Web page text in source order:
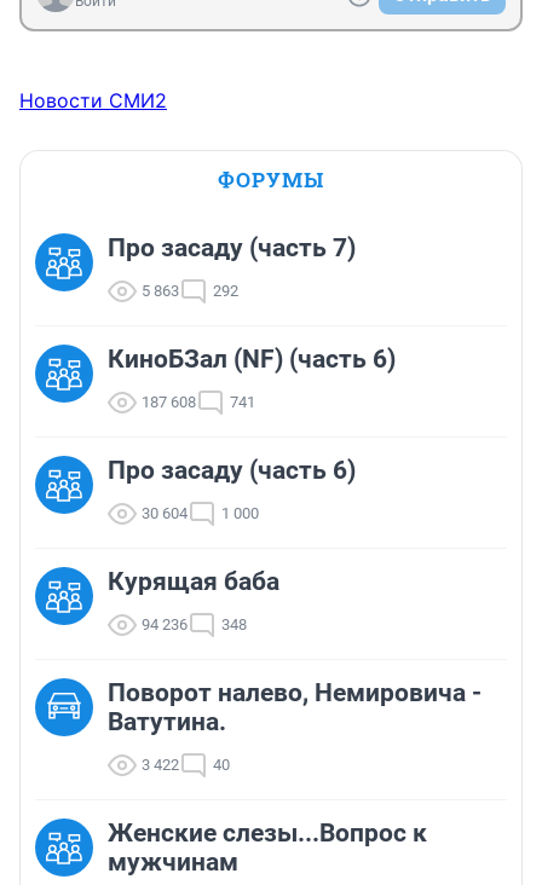
Новости СМИ2
ФОРУМЫ
Про засаду (часть 7)
5 863 292
КиноБЗал (NF) (часть 6)
187 608 741
Про засаду (часть 6)
30 604 1 000
Курящая баба
94 236 348
Поворот налево, Немировича -
Ватутина.
3 422 40
Женские слезы...Вопрос к
мужчинам